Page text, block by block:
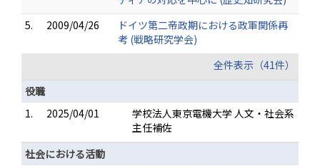
5.
2009/04/26
ドイツ第二帝政期における政軍関係再
考 (戦略研究学会)
全件表示（41件）
役職
1.
2025/04/01
学校法人東京電機大学 人文・社会系
主任補佐
社会における活動